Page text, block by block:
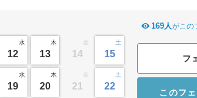
プ一覧
水
12
木
13
金
14
土
15
水
19
木
20
金
21
土
22
169人がこの
フ
このフ